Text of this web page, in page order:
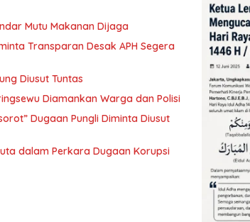
Mutu Makanan Dijaga
Transparan Desak APH Segera
Diusut Tuntas
Diamankan Warga dan Polisi
Dugaan Pungli Diminta Diusut
dalam Perkara Dugaan Korupsi